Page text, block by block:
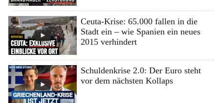
Ceuta-Krise: 65.000 fallen in die
Stadt ein – wie Spanien ein neues
2015 verhindert
Schuldenkrise 2.0: Der Euro steht
vor dem nächsten Kollaps